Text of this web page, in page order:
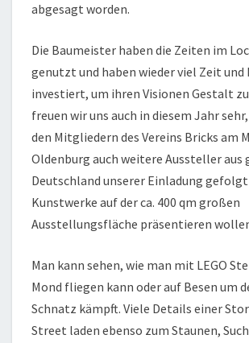
abgesagt worden.
Die Baumeister haben die Zeiten im
genutzt und haben wieder viel Zeit und
investiert, um ihren Visionen Gestalt zu
freuen wir uns auch in diesem Jahr
den Mitgliedern des Vereins Bricks am
Oldenburg auch weitere Aussteller aus
Deutschland unserer Einladung
Kunstwerke auf der ca. 400 qm großen
Ausstellungsfläche präsentieren
Man kann sehen, wie man mit LEGO
Mond fliegen kann oder auf Besen um
Schnatz kämpft. Viele Details einer
Street laden ebenso zum Staunen,